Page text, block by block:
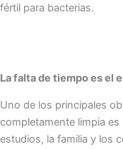
fértil para bacterias.
La falta de tiempo es el
Uno de los principales
completamente limpia
estudios, la familia y los